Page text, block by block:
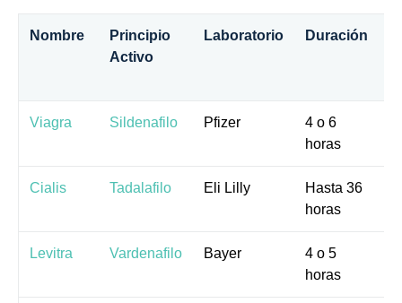
Nombre
Principio
Activo
Laboratorio Duración
Viagra Sildenafilo Pfizer
4 o 6
horas
Cialis Tadalafilo Eli Lilly
Hasta 36
horas
Levitra Vardenafilo Bayer
4 o 5
horas